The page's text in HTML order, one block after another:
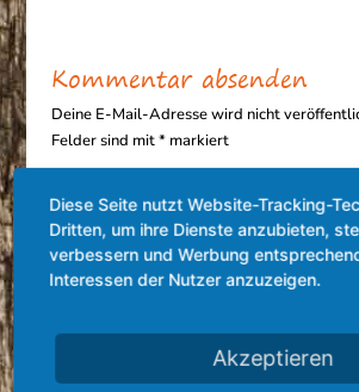
Kommentar absenden
Deine E-Mail-Adresse wird nicht
Felder sind mit*markiert
Diese Seite nutzt Website-Tracking-
Dritten, um ihre Dienste anzubieten,
verbessern und Werbung
Interessen der Nutzer anzuzeigen.
Akzeptieren